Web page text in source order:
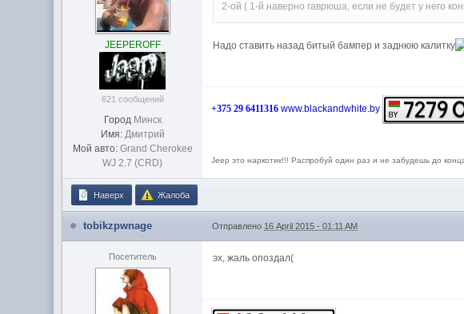
JEEPEROFF
621 сообщений
Город Минск
Имя: Дмитрий
Мой авто: Grand Cherokee
WJ 2.7 (CRD)
2-ой ( 1-й наверно гаврюша, если не будет у него
Надо ставить назад битый бампер и заднюю калитку
+375 29 6411316 www.blackandwhite.by
Jeep это наркотик!!! Распробуй один раз и не забудешь до
Наверх Жалоба
tobikzpwnage Отправлено 16 April 2015 - 01:11 AM
Посетитель эх, жаль опоздал(